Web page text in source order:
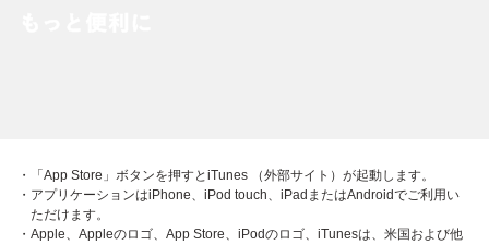
・「App Store」ボタンを押すとiTunes （外部サイト）が起動します。
・アプリケーションはiPhone、iPod touch、iPadまたはAndroidでご利用い
ただけます。
・Apple、Appleのロゴ、App Store、iPodのロゴ、iTunesは、米国および他